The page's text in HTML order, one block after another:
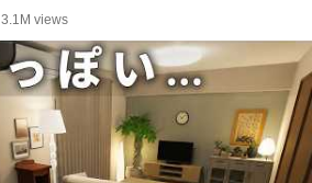
3.1M views